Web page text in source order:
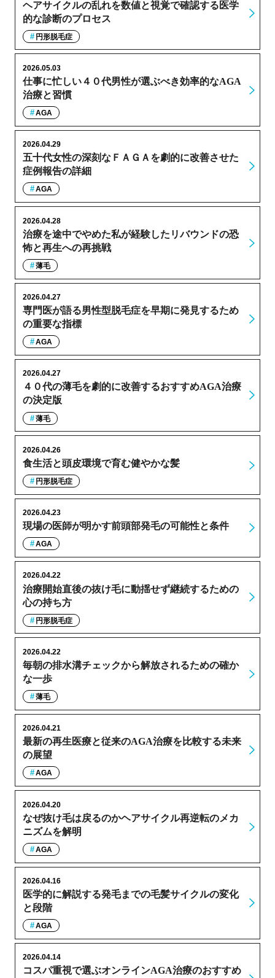
ヘアサイクルの乱れを数値と視覚で確認する医学
的な診断のプロセス
円形脱毛症
仕事に忙しい４０代男性が選ぶべき効率的なAGA
治療と習慣
2026.05.03
AGA
五十代女性の深刻なＦＡＧＡを劇的に改善させた
症例報告の詳細
2026.04.29
AGA
治療を途中でやめた私が経験したリバウンドの恐
怖と再生への再挑戦
2026.04.28
薄毛
専門医が語る男性型脱毛症を早期に発見するため
の重要な指標
2026.04.27
AGA
４０代の薄毛を劇的に改善するおすすめAGA治療
の決定版
2026.04.27
薄毛
食生活と頭皮環境で育む健やかな髪
2026.04.26
円形脱毛症
現場の医師が明かす前頭部発毛の可能性と条件
2026.04.23
AGA
治療開始直後の抜け毛に動揺せず継続するための
心の持ち方
2026.04.22
円形脱毛症
毎朝の排水溝チェックから解放されるための確か
な一歩
2026.04.22
薄毛
最新の再生医療と従来のAGA治療を比較する未来
の展望
2026.04.21
AGA
なぜ抜け毛は戻るのかヘアサイクル再逆転のメカ
ニズムを解明
2026.04.20
AGA
医学的に解説する発毛までの毛髪サイクルの変化
と段階
2026.04.16
AGA
コスパ重視で選ぶオンラインAGA治療のおすすめ
2026.04.14